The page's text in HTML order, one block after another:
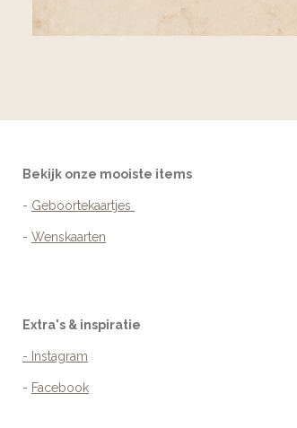
Bekijk onze mooiste items
- Geboortekaartjes
- Wenskaarten
Extra's & inspiratie
- Instagram
- Facebook